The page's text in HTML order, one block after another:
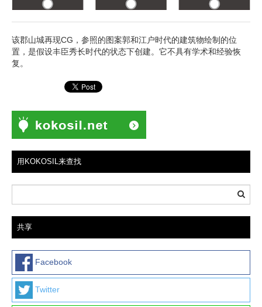
该郡山城再现CG，参照的图案郭和江户时代的建筑物绘制的位
置，是假设丰臣秀长时代的状态下创建。它不具有学术和经验恢
复。
用KOKOSIL来查找
共享
Facebook
Twitter